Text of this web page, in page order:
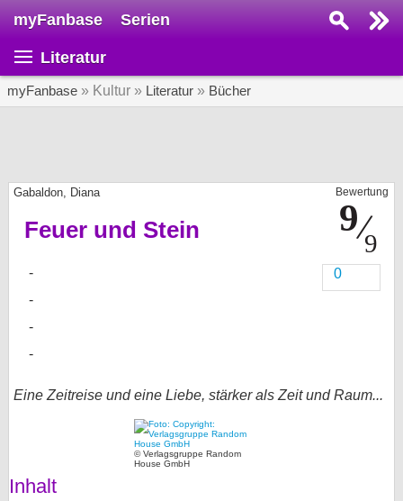
myFanbase Serien
Literatur
myFanbase » Kultur » Literatur » Bücher
Bewertung
Gabaldon, Diana
Feuer und Stein
0
Eine Zeitreise und eine Liebe, stärker als Zeit und Raum...
© Verlagsgruppe Random
House GmbH
Inhalt
SERIEN
Veranstaltungen
Forum
bei X
bei Facebook